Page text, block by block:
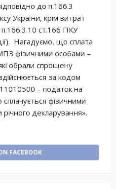
до п.166.3
України, крім витрат
ст.166 ПКУ
Нагадуємо, що сплата
фізичними особами –
обрали спрощену
за кодом
– податок на
фізичними
декларування».
FACEBOOK